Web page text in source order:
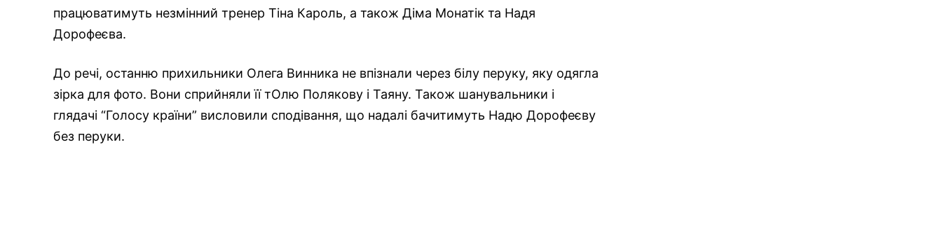
працюватимуть незмінний тренер Тіна Кароль, а також Діма Монатік та Надя
Дорофеєва.
До речі, останню прихильники Олега Винника не впізнали через білу перуку, яку одягла
зірка для фото. Вони сприйняли її тОлю Полякову і Таяну. Також шанувальники і
глядачі “Голосу країни” висловили сподівання, що надалі бачитимуть Надю Дорофеєву
без перуки.